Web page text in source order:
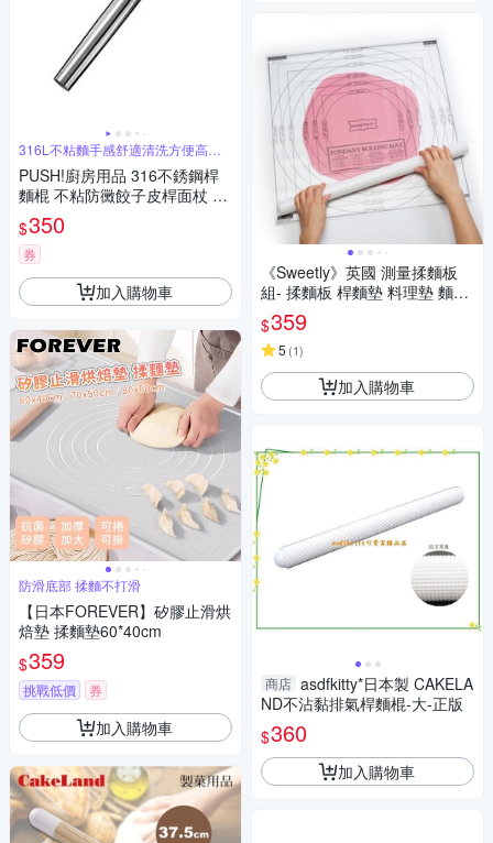
316L不粘麵手感舒適清洗方便高效
擀麵皮
PUSH!廚房用品 316不銹鋼桿
麵棍 不粘防黴餃子皮桿面杖 烘
焙桿麵棒 D389-1
$350
券
加入購物車
防滑底部 揉麵不打滑
【日本FOREVER】矽膠止滑烘
焙墊 揉麵墊60*40cm
$359
挑戰低價 券
加入購物車
《Sweetly》英國 測量揉麵板
組- 揉麵板 桿麵墊 料理墊 麵糰
揉麵板
$359
5 (1)
加入購物車
商店 asdfkitty*日本製 CAKELA
ND不沾黏排氣桿麵棍-大-正版
$360
加入購物車